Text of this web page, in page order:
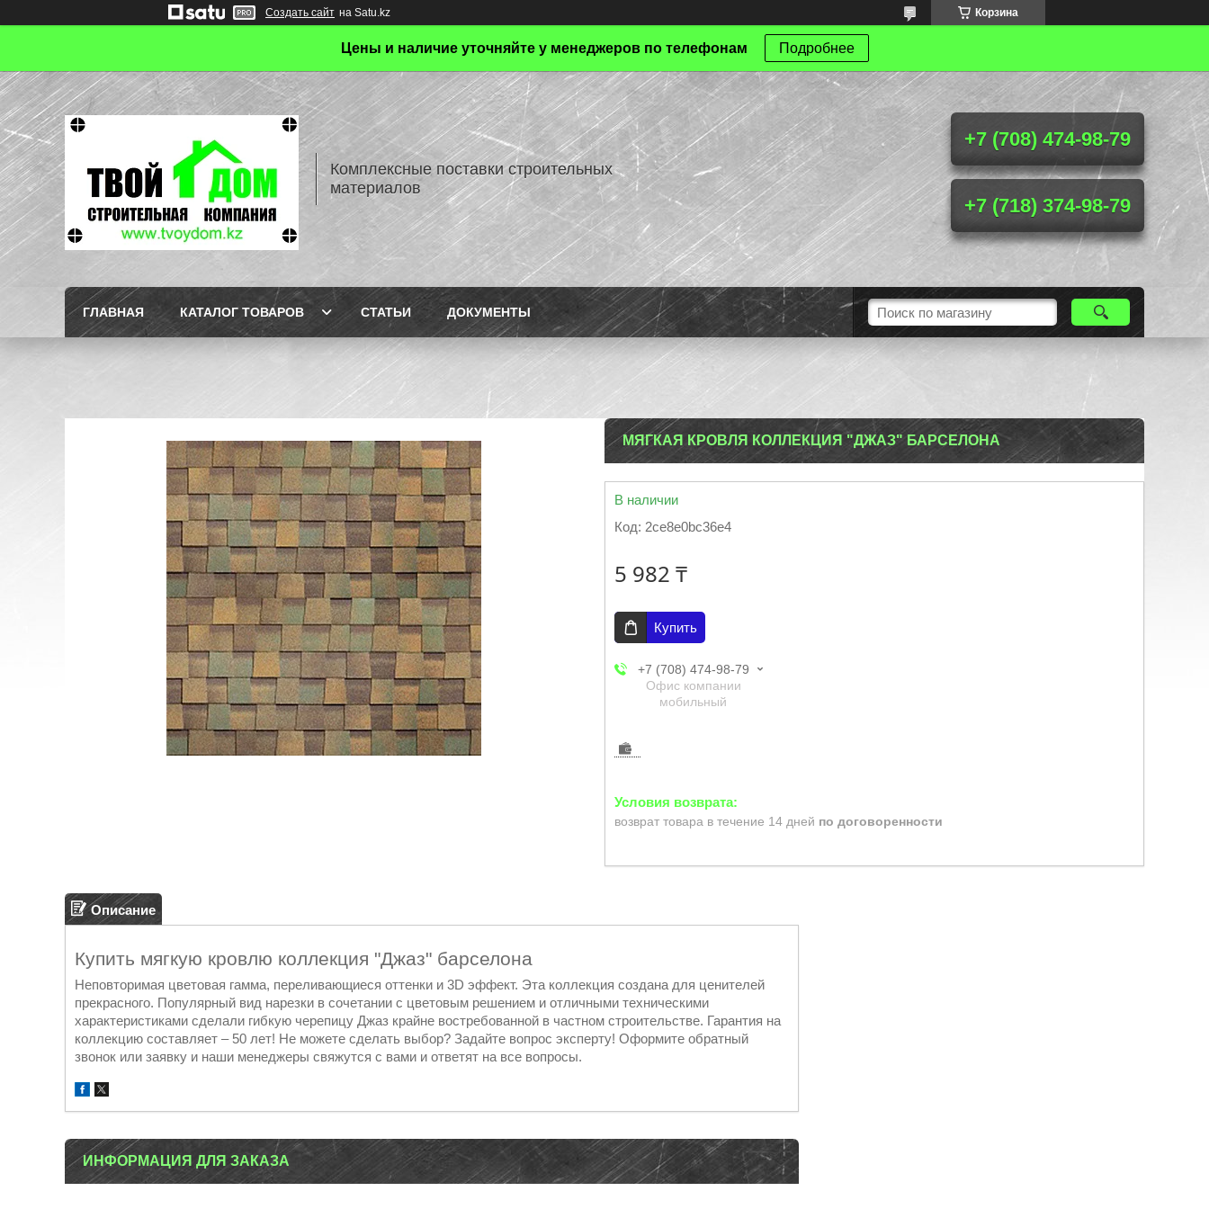
Создать сайт на Satu.kz Корзина
Цены и наличие уточняйте у менеджеров по телефонам Подробнее
Комплексные поставки строительных
материалов
+7 (708) 474-98-79
+7 (718) 374-98-79
ГЛАВНАЯ КАТАЛОГ ТОВАРОВ СТАТЬИ ДОКУМЕНТЫ
МЯГКАЯ КРОВЛЯ КОЛЛЕКЦИЯ "ДЖАЗ" БАРСЕЛОНА
В наличии
Код: 2ce8e0bc36e4
5 982 ₸
Купить
+7 (708) 474-98-79
Офис компании
мобильный
возврат товара в течение 14 дней по договоренности
Описание
Купить мягкую кровлю коллекция "Джаз" барселона
Неповторимая цветовая гамма, переливающиеся оттенки и 3D эффект. Эта коллекция создана для ценителей
прекрасного. Популярный вид нарезки в сочетании с цветовым решением и отличными техническими
характеристиками сделали гибкую черепицу Джаз крайне востребованной в частном строительстве. Гарантия на
коллекцию составляет – 50 лет! Не можете сделать выбор? Задайте вопрос эксперту! Оформите обратный
звонок или заявку и наши менеджеры свяжутся с вами и ответят на все вопросы.
ИНФОРМАЦИЯ ДЛЯ ЗАКАЗА